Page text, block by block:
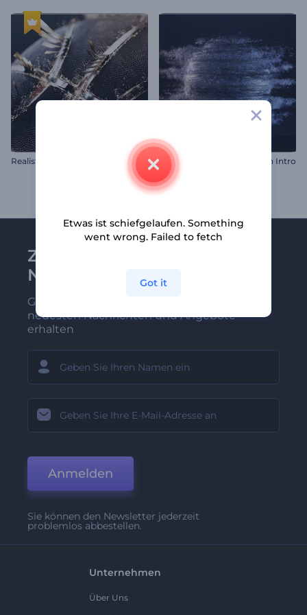
Realistisches Basketball-Intro Metallische Kugel Explosion Intro
Zu Renderforest-
Newsletter anmelden
Gehören Sie zu den Ersten, die unsere
neuesten Nachrichten und Angebote
erhalten
Anmelden
Sie können den Newsletter jederzeit
problemlos abbestellen.
Unternehmen
Über Uns
Etwas ist schiefgelaufen. Something
went wrong. Failed to fetch
Got it